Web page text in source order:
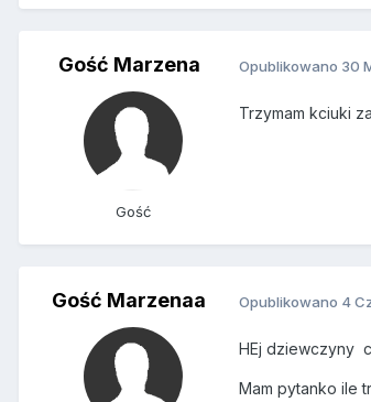
Gość Marzena
Gość
Opublikowano 30
Trzymam kciuki
Gość Marzenaa Opublikowano 4
HEj dziewczyny
Mam pytanko ile